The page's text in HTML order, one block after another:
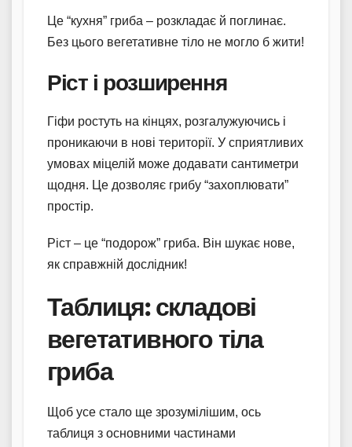
Це “кухня” гриба – розкладає й поглинає.
Без цього вегетативне тіло не могло б жити!
Ріст і розширення
Гіфи ростуть на кінцях, розгалужуючись і
проникаючи в нові території. У сприятливих
умовах міцелій може додавати сантиметри
щодня. Це дозволяє грибу “захоплювати”
простір.
Ріст – це “подорож” гриба. Він шукає нове,
як справжній дослідник!
Таблиця: складові
вегетативного тіла
гриба
Щоб усе стало ще зрозумілішим, ось
таблиця з основними частинами